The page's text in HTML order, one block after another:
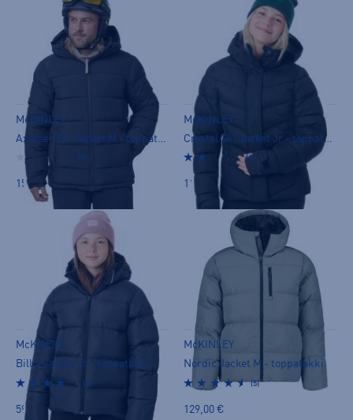
McKINLEY
(0)
159,00 €
McKINLEY
Crystal Ski Jacket Jr - toppatakki
(1)
119,00 €
McKINLEY
Billie Jacket Jr - toppatakki
(6)
59,90 €
McKINLEY
Nordic Jacket M - toppatakki
(5)
129,00 €